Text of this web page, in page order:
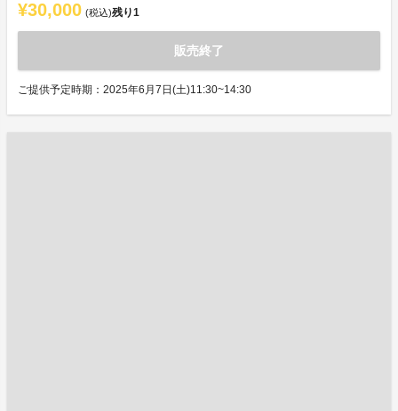
¥30,000 (税込)残り1
販売終了
ご提供予定時期：2025年6月7日(土)11:30~14:30